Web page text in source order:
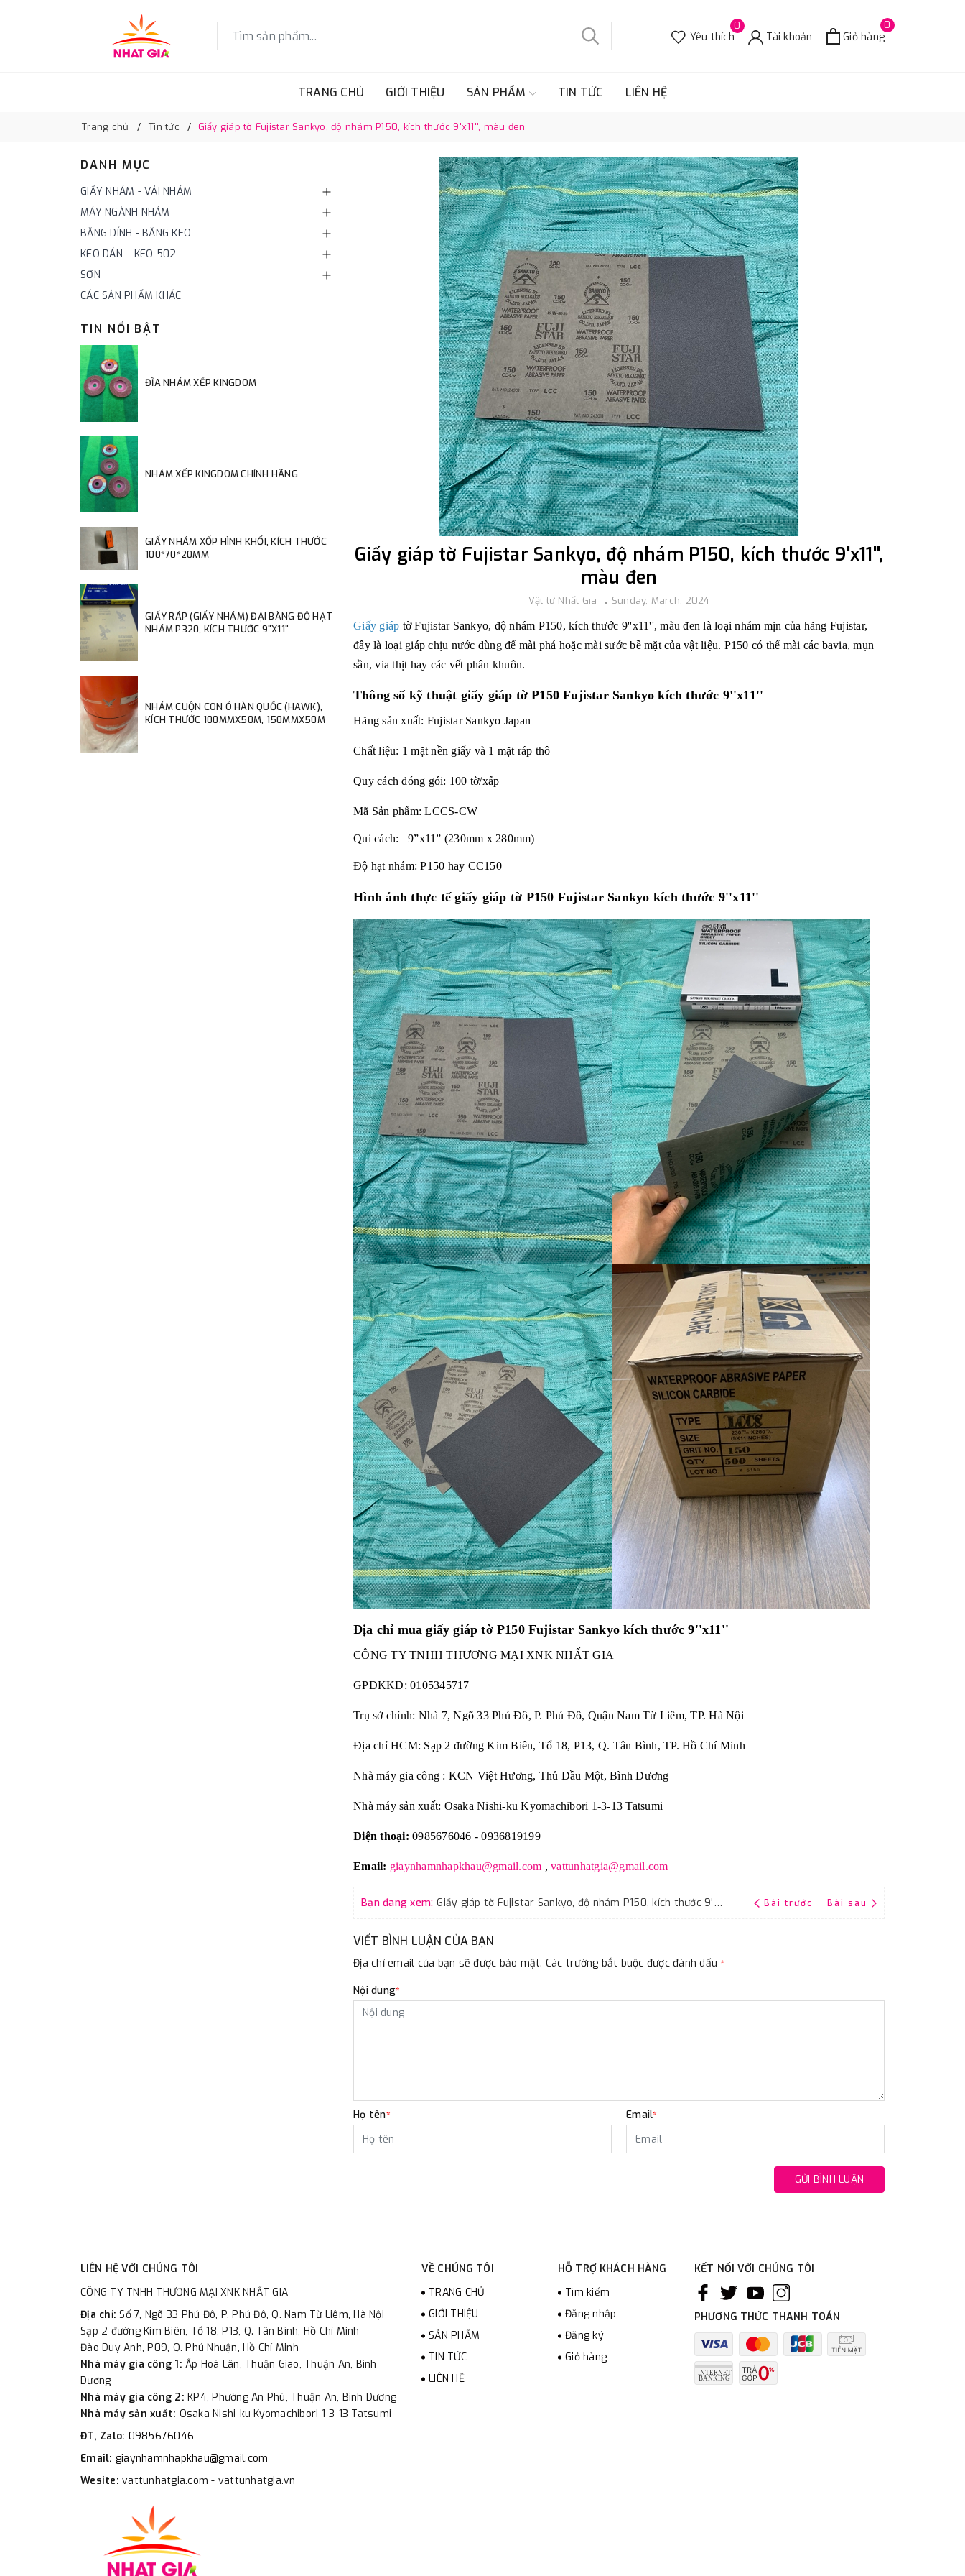
0
Yêu thích Tài khoản
0
Giỏ hàng
TRANG CHỦ GIỚI THIỆU SẢN PHẨM TIN TỨC LIÊN HỆ
Trang chủ Tin tức Giấy giáp tờ Fujistar Sankyo, độ nhám P150, kích thước 9'x11'', màu đen
DANH MỤC
GIẤY NHÁM - VẢI NHÁM
MÁY NGÀNH NHÁM
BĂNG DÍNH - BĂNG KEO
KEO DÁN – KEO 502
SƠN
CÁC SẢN PHẨM KHÁC
TIN NỔI BẬT
ĐĨA NHÁM XẾP KINGDOM
NHÁM XẾP KINGDOM CHÍNH HÃNG
GIẤY NHÁM XỐP HÌNH KHỐI, KÍCH THƯỚC
100*70*20MM
GIẤY RÁP (GIẤY NHÁM) ĐẠI BÀNG ĐỘ HẠT
NHÁM P320, KÍCH THƯỚC 9"X11"
NHÁM CUỘN CON Ó HÀN QUỐC (HAWK),
KÍCH THƯỚC 100MMX50M, 150MMX50M
Giấy giáp tờ Fujistar Sankyo, độ nhám P150, kích thước 9'x11'',
màu đen
Vật tư Nhất Gia Sunday, March, 2024
Giấy giáp tờ Fujistar Sankyo, độ nhám P150, kích thước 9''x11'', màu đen là loại nhám mịn của hãng Fujistar,
đây là loại giáp chịu nước dùng để mài phá hoặc mài sước bề mặt của vật liệu. P150 có thể mài các bavia, mụn
sần, via thịt hay các vết phân khuôn.
Thông số kỹ thuật giấy giáp tờ P150 Fujistar Sankyo kích thước 9''x11''
Hãng sản xuất: Fujistar Sankyo Japan
Chất liệu: 1 mặt nền giấy và 1 mặt ráp thô
Quy cách đóng gói: 100 tờ/xấp
Mã Sản phẩm:LCCS-CW
Qui cách: 9”x11” (230mm x 280mm)
Độ hạt nhám: P150 hay CC150
Hình ảnh thực tế giấy giáp tờ P150 Fujistar Sankyo kích thước 9''x11''
Địa chỉ mua giấy giáp tờ P150 Fujistar Sankyo kích thước 9''x11''
CÔNG TY TNHH THƯƠNG MẠI XNK NHẤT GIA
GPĐKKD: 0105345717
Trụ sở chính: Nhà 7, Ngõ 33 Phú Đô, P. Phú Đô, Quận Nam Từ Liêm, TP. Hà Nội
Địa chỉ HCM: Sạp 2 đường Kim Biên, Tổ 18, P13, Q. Tân Bình, TP. Hồ Chí Minh
Nhà máy gia công : KCN Việt Hương, Thủ Dầu Một, Bình Dương
Nhà máy sản xuất: Osaka Nishi-ku Kyomachibori 1-3-13 Tatsumi
Điện thoại: 0985676046 - 0936819199
Email: giaynhamnhapkhau@gmail.com , vattunhatgia@gmail.com
Bạn đang xem: Giấy giáp tờ Fujistar Sankyo, độ nhám P150, kích thước 9'x11'', màu đen Bài trước Bài sau
VIẾT BÌNH LUẬN CỦA BẠN
Địa chỉ email của bạn sẽ được bảo mật. Các trường bắt buộc được đánh dấu*
Nội dung*
Họ tên* Email*
GỬI BÌNH LUẬN
LIÊN HỆ VỚI CHÚNG TÔI
CÔNG TY TNHH THƯƠNG MẠI XNK NHẤT GIA
Địa chỉ:Số 7, Ngõ 33 Phú Đô, P. Phú Đô, Q. Nam Từ Liêm, Hà Nội
Sạp 2 đường Kim Biên, Tổ 18, P13, Q. Tân Bình, Hồ Chí Minh
Đào Duy Anh, P09, Q. Phú Nhuận, Hồ Chí Minh
Nhà máy gia công 1: Ấp Hoà Lân, Thuận Giao, Thuận An, Bình
Dương
Nhà máy gia công 2: KP4, Phường An Phú, Thuận An, Bình Dương
Nhà máy sản xuất: Osaka Nishi-ku Kyomachibori 1-3-13 Tatsumi
ĐT, Zalo: 0985676046
Email: giaynhamnhapkhau@gmail.com
Wesite: vattunhatgia.com - vattunhatgia.vn
VỀ CHÚNG TÔI
TRANG CHỦ
GIỚI THIỆU
SẢN PHẨM
TIN TỨC
LIÊN HỆ
HỖ TRỢ KHÁCH HÀNG
Tìm kiếm
Đăng nhập
Đăng ký
Giỏ hàng
KẾT NỐI VỚI CHÚNG TÔI
PHƯƠNG THỨC THANH TOÁN